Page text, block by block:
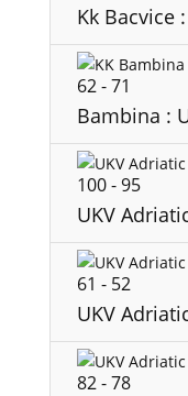
Kk Bacvice
62-71
Bambina :
100-95
UKV
61 - 52
UKV
82-78